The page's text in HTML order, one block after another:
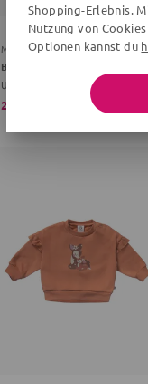
MÜSLI BY GREEN COTTON
Babyhose
Unifarben, braun
26,90 €
Shopping-Erlebnis.
Nutzung von
Optionen kannst du